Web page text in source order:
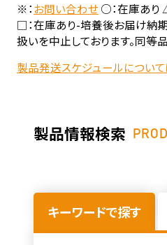
※：お問い合わせ○：在庫あり
□：在庫あり-培養後お届け納
扱いを中止しております。同等
製品発送スケジュールについて
製品情報検索
キーワードで探す